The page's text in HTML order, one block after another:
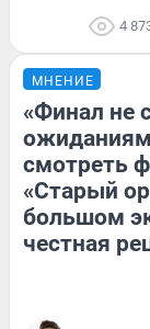
4
МНЕНИЕ
«Финал не
смотреть
«Старый
большом
честная